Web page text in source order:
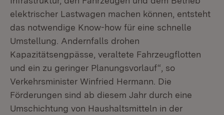
elektrischer Lastwagen machen können, entsteht
das notwendige Know-how für eine schnelle
Umstellung. Andernfalls drohen
Kapazitätsengpässe, veraltete Fahrzeugflotten
und ein zu geringer Planungsvorlauf“, so
Verkehrsminister Winfried Hermann. Die
Förderungen sind ab diesem Jahr durch eine
Umschichtung von Haushaltsmitteln in der